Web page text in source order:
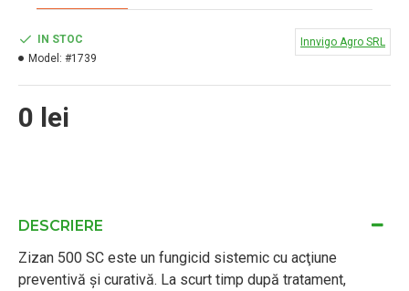
0 lei
IN STOC
Model: #1739
Innvigo Agro SRL
DESCRIERE
Zizan 500 SC este un fungicid sistemic cu acţiune
preventivă şi curativă. La scurt timp după tratament,